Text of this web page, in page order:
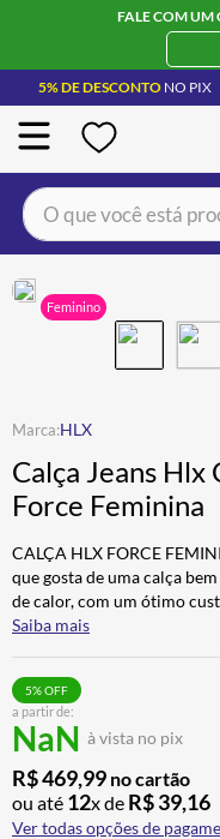
FALE COM UM
5% DE DESCONTO NO PIX
O que você está
Feminino
HLX
Calça Jeans Hlx
Force Feminina
CALÇA HLX FORCE
que gosta de uma calça
de calor, com um ótimo
Saiba mais
a partir de:
NaN à vista no pix
5% OFF
R$469,99 no cartão
ou até 12x de R$39,16
Ver todas opções de
1º CAPACETE LS2
BOTA
4º ÓCULOS SOLAR
5º LUVA
6º BAU
7º ALPINESTAR
8º AIROH
9º CALÇA
10º